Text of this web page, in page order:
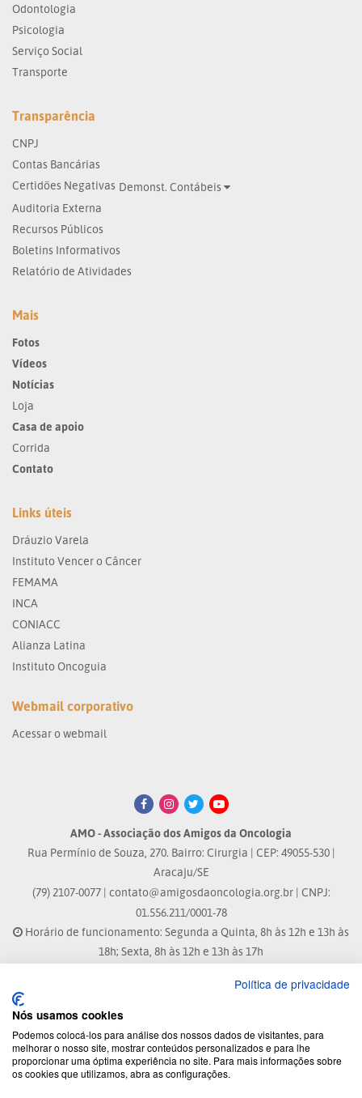
Odontologia
Psicologia
Serviço Social
Transporte
Transparência
CNPJ
Contas Bancárias
Certidões Negativas Demonst. Contábeis
Auditoria Externa
Recursos Públicos
Boletins Informativos
Relatório de Atividades
Mais
Fotos
Vídeos
Notícias
Loja
Casa de apoio
Corrida
Contato
Links úteis
Dráuzio Varela
Instituto Vencer o Câncer
FEMAMA
INCA
CONIACC
Alianza Latina
Instituto Oncoguia
Webmail corporativo
Acessar o webmail
AMO - Associação dos Amigos da Oncologia
Rua Permínio de Souza, 270. Bairro: Cirurgia | CEP: 49055-530 |
Aracaju/SE
(79) 2107-0077 | contato@amigosdaoncologia.org.br| CNPJ:
01.556.211/0001-78
Horário de funcionamento: Segunda a Quinta, 8h às 12h e 13h às
18h; Sexta, 8h às 12h e 13h às 17h
Site atualizado em: 07/08/2026 às 17:25h
® Marca Registrada
© 2026 - Todos os direitos reservados.
Política de privacidade
Nós usamos cookies
Podemos colocá-los para análise dos nossos dados de visitantes, para
melhorar o nosso site, mostrar conteúdos personalizados e para lhe
proporcionar uma óptima experiência no site. Para mais informações sobre
os cookies que utilizamos, abra as configurações.